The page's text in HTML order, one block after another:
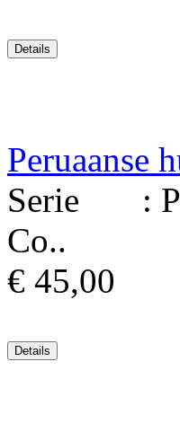
Peruaanse
Serie :
Co..
€ 45,00